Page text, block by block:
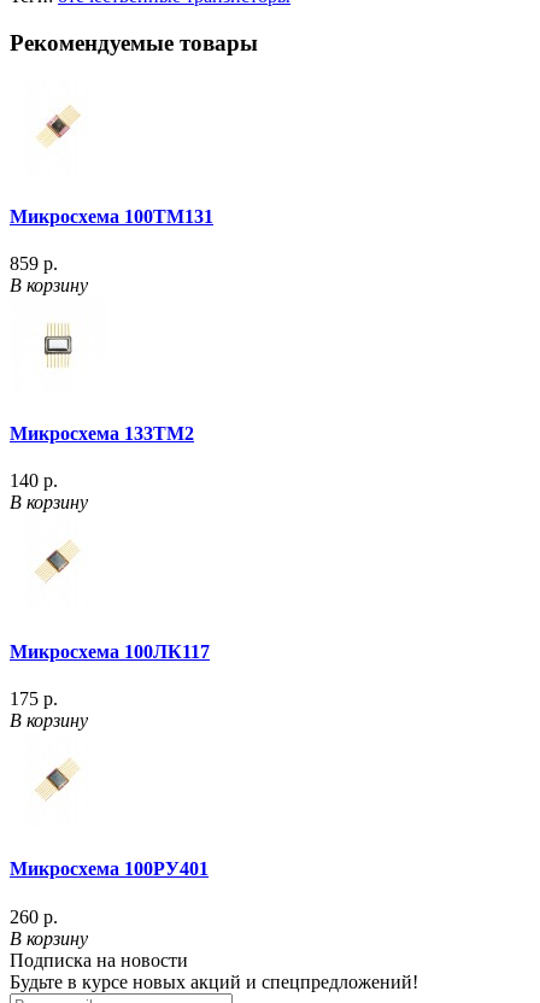
Рекомендуемые товары
Микросхема 100ТМ131
859 р.
В корзину
Микросхема 133ТМ2
140 р.
В корзину
Микросхема 100ЛК117
175 р.
В корзину
Микросхема 100РУ401
260 р.
В корзину
Подписка на новости
Будьте в курсе новых акций и спецпредложений!